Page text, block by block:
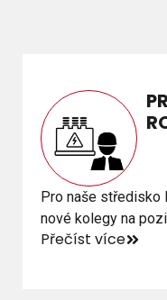
Pro naše středisko
nové kolegy na
Přečíst více
Pro naše středisko
nové kolegy na
Přečíst více